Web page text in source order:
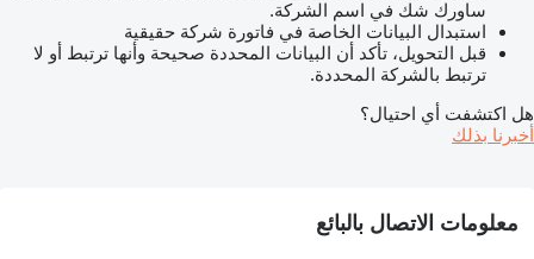
ساورك شك في اسم الشركة.
استبدال البيانات الخاصة في فاتورة شركة حقيقية
قبل التحويل، تأكد أن البيانات المحددة صحيحة وأنها ترتبط أو لا
ترتبط بالشركة المحددة.
هل اكتشفت أي احتيال؟
أخبرنا بذلك
معلومات الاتصال بالبائع